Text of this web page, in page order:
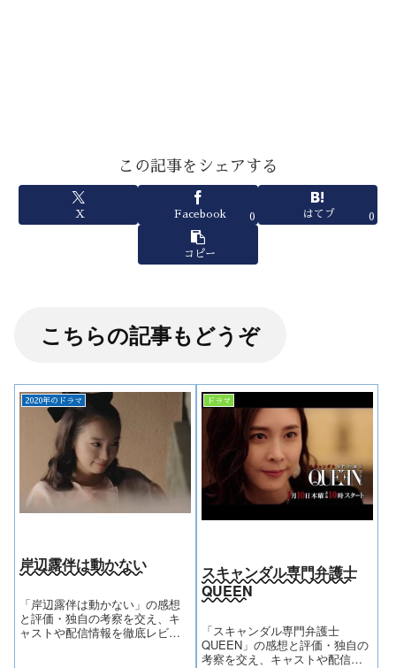
この記事をシェアする
X Facebook 0 はてブ 0
コピー
こちらの記事もどうぞ
2020年のドラマ
岸辺露伴は動かない
「岸辺露伴は動かない」の感想
と評価・独自の考察を交え、キ
ャストや配信情報を徹底レビュ
ドラマ
スキャンダル専門弁護士
QUEEN
「スキャンダル専門弁護士
QUEEN」の感想と評価・独自の
考察を交え、キャストや配信情